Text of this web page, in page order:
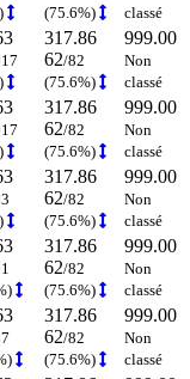
(75.6%)
classé
317.86
62/82
(75.6%)
999.00
Non
classé
317.86
62/82
(75.6%)
999.00
Non
classé
317.86
62/82
(75.6%)
999.00
Non
classé
317.86
62/82
(75.6%)
999.00
Non
classé
317.86
62/82
(75.6%)
999.00
Non
classé